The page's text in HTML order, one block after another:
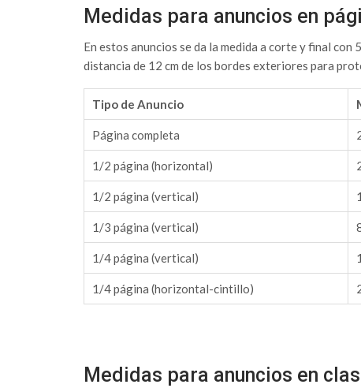
Medidas para anuncios en
En estos anuncios se da la medida a corte y final con
distancia de 12 cm de los bordes exteriores para
Tipo de Anuncio
Página completa
1/2 página (horizontal)
1/2 página (vertical)
1/3 página (vertical)
1/4 página (vertical)
1/4 página (horizontal-cintillo)
Medidas para anuncios en